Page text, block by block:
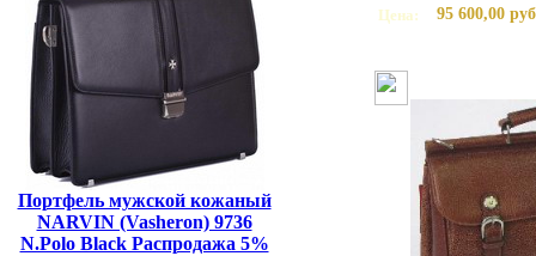
Портфель мужской кожаный
NARVIN (Vasheron) 9736
N.Polo Black Распродажа 5%
Цена:
95 600,00